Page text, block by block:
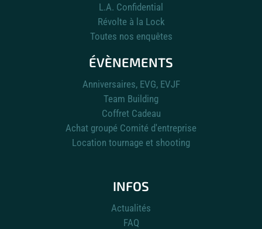
L.A. Confidential
Révolte à la Lock
Toutes nos enquêtes
ÉVÈNEMENTS
Anniversaires, EVG, EVJF
Team Building
Coffret Cadeau
Achat groupé Comité d'entreprise
Location tournage et shooting
INFOS
Actualités
FAQ